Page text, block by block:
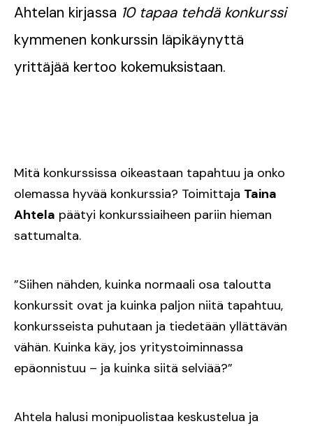
Ahtelan kirjassa 10 tapaa tehdä konkurssi
kymmenen konkurssin läpikäynyttä
yrittäjää kertoo kokemuksistaan.
Mitä konkurssissa oikeastaan tapahtuu ja onko
olemassa hyvää konkurssia? Toimittaja Taina
Ahtela päätyi konkurssiaiheen pariin hieman
sattumalta.
”Siihen nähden, kuinka normaali osa taloutta
konkurssit ovat ja kuinka paljon niitä tapahtuu,
konkursseista puhutaan ja tiedetään yllättävän
vähän. Kuinka käy, jos yritystoiminnassa
epäonnistuu – ja kuinka siitä selviää?”
Ahtela halusi monipuolistaa keskustelua ja